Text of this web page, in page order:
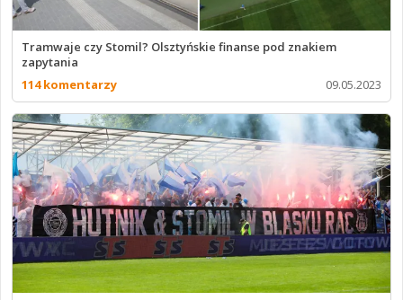
Tramwaje czy Stomil? Olsztyńskie finanse pod znakiem
zapytania
114 komentarzy
09.05.2023